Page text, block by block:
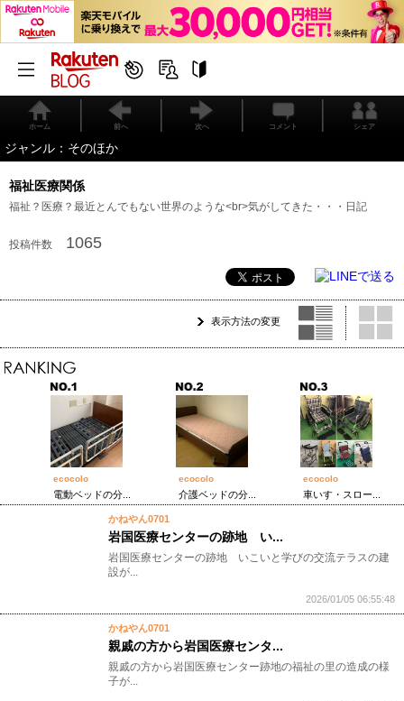
ホーム 前へ 次へ コメント シェア
ジャンル：そのほか
福祉医療関係
福祉？医療？最近とんでもない世界のような<br>気がしてきた・・・日記
投稿件数 1065
表示方法の変更
ecocolo
電動ベッドの分...
ecocolo
介護ベッドの分...
ecocolo
車いす・スロー...
かねやん0701
岩国医療センターの跡地 い...
岩国医療センターの跡地 いこいと学びの交流テラスの建
設が...
2026/01/05 06:55:48
かねやん0701
親戚の方から岩国医療センタ...
親戚の方から岩国医療センター跡地の福祉の里の造成の様
子が...